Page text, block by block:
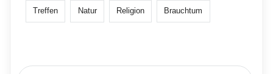
Treffen Natur Religion Brauchtum